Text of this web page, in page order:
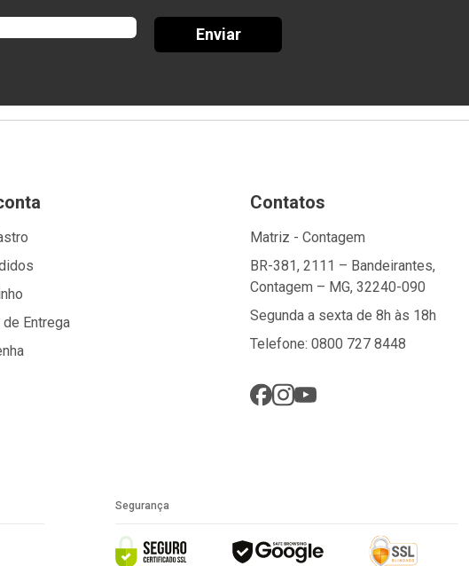
Enviar
Entrega
Contatos
Matriz - Contagem
BR-381, 2111 – Bandeirantes,
Contagem – MG, 32240-090
Segunda a sexta de 8h às 18h
Telefone: 0800 727 8448
Segurança